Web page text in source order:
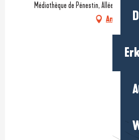
Médiathèque de Pénestin, Allée du Grand
Anfahrt